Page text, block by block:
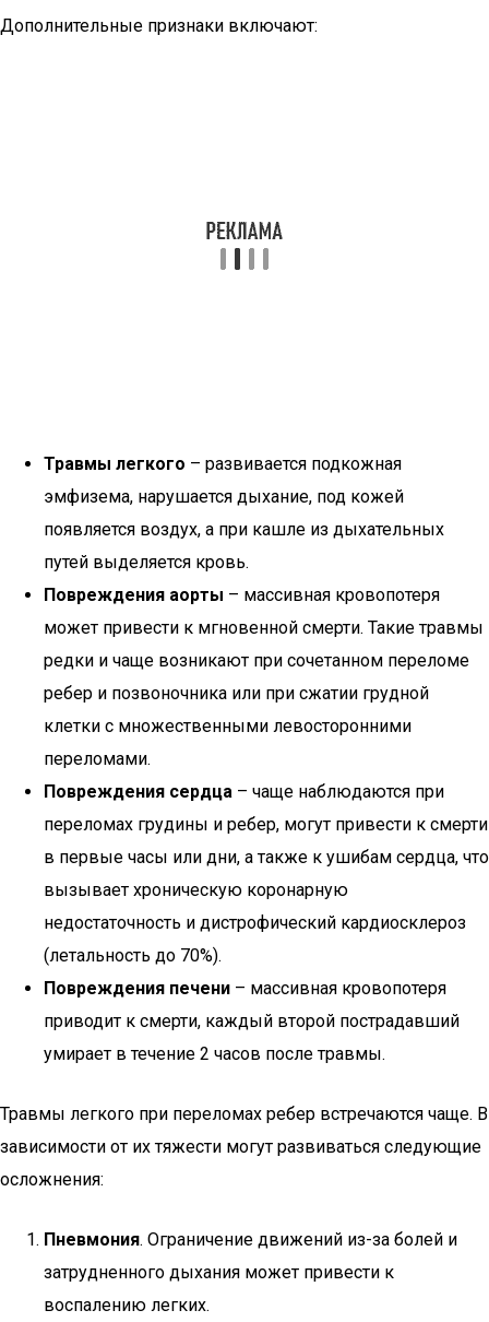
Дополнительные признаки включают:
Травмы легкого – развивается подкожная
эмфизема, нарушается дыхание, под кожей
появляется воздух, а при кашле из дыхательных
путей выделяется кровь.
Повреждения аорты – массивная кровопотеря
может привести к мгновенной смерти. Такие травмы
редки и чаще возникают при сочетанном переломе
ребер и позвоночника или при сжатии грудной
клетки с множественными левосторонними
переломами.
Повреждения сердца – чаще наблюдаются при
переломах грудины и ребер, могут привести к смерти
в первые часы или дни, а также к ушибам сердца, что
вызывает хроническую коронарную
недостаточность и дистрофический кардиосклероз
(летальность до 70%).
Повреждения печени – массивная кровопотеря
приводит к смерти, каждый второй пострадавший
умирает в течение 2 часов после травмы.
Травмы легкого при переломах ребер встречаются чаще. В
зависимости от их тяжести могут развиваться следующие
осложнения:
Пневмония. Ограничение движений из-за болей и
затрудненного дыхания может привести к
воспалению легких.